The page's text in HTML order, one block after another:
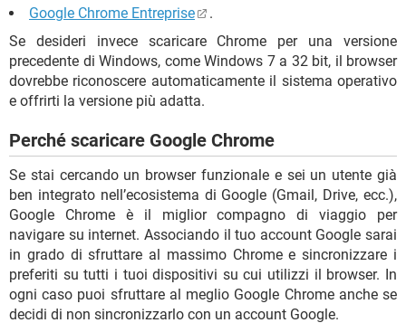
Google Chrome Entreprise
.
Se desideri invece scaricare Chrome per una versione
precedente di Windows, come Windows 7 a 32 bit, il browser
dovrebbe riconoscere automaticamente il sistema operativo
e offrirti la versione più adatta.
Perché scaricare Google Chrome
Se stai cercando un browser funzionale e sei un utente già
ben integrato nell’ecosistema di Google (Gmail, Drive, ecc.),
Google Chrome è il miglior compagno di viaggio per
navigare su internet. Associando il tuo account Google sarai
in grado di sfruttare al massimo Chrome e sincronizzare i
preferiti su tutti i tuoi dispositivi su cui utilizzi il browser. In
ogni caso puoi sfruttare al meglio Google Chrome anche se
decidi di non sincronizzarlo con un account Google.